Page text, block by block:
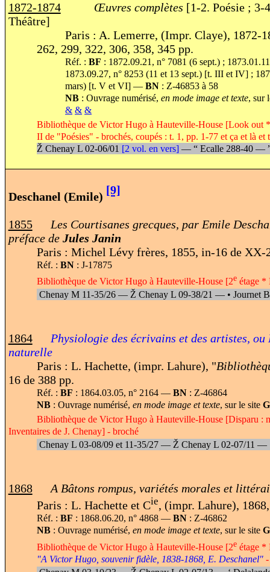
1872-1874 Œuvres complètes [1-2. Poésie ; 3-
Théâtre]
Paris : A. Lemerre, (Impr. Claye), 1872-
262, 299, 322, 306, 358, 345 pp.
Réf. :BF : 1872.09.21, n° 7081 (6 sept.) ;
1873.09.27, n° 8253 (11 et 13 sept.) [t. III et IV] ;
mars) [t. V et VI] —BN : Z-46853 à 58
NB : Ouvrage numérisé,en mode image et texte, sur
& & &
Bibliothèque de Victor Hugo à Hauteville-House [Look out
II de "Poésies" - brochés, coupés : t. 1, pp. 1-77 et ça et là et
Ž Chenay L 02-06/01 [2 vol. en vers]— “Ecalle 288-40 —
Deschanel (Emile) [9]
1855
Les Courtisanes grecques, par Emile
préface de Jules Janin
Paris : Michel Lévy frères, 1855, in-16 de XX-
Réf. : BN: J-17875
Bibliothèque de Victor Hugo à Hauteville-House [2eétage *
Chenay M 11-35/26 — Ž Chenay L 09-38/21 — • Journet
1864
Physiologie des écrivains et des artistes,
naturelle
Paris : L. Hachette, (impr. Lahure), "
16 de 388 pp.
Réf. : BF : 1864.03.05, n° 2164 — BN: Z-46864
NB: Ouvrage numérisé, en mode image et texte, sur le site
Bibliothèque de Victor Hugo à Hauteville-House [Disparu :
Inventaires de J. Chenay] - broché
Chenay L 03-08/09 et 11-35/27 — Ž Chenay L 02-07/11 —
1868
A Bâtons rompus, variétés morales et
Paris : L. Hachette et Cie, (impr. Lahure),
Réf. : BF : 1868.06.20, n° 4868 — BN: Z-46862
NB: Ouvrage numérisé, en mode image et texte, sur le site
Bibliothèque de Victor Hugo à Hauteville-House [2eétage *
"A Victor Hugo, souvenir fidèle, 1838-1868, E. Deschanel"-